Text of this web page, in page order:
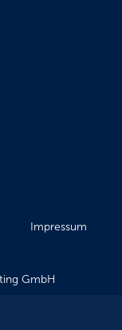
Impressum
GmbH